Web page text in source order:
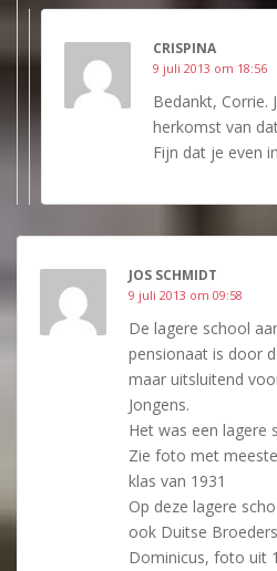
CRISPINA
9 juli 2013 om 18:56
Bedankt, Corrie.
herkomst van
Fijn dat je even
JOS SCHMIDT
9 juli 2013 om 09:58
De lagere school
pensionaat is door
maar uitsluitend
Jongens.
Het was een lagere
Zie foto met
klas van 1931
Op deze lagere
ook Duitse
Dominicus, foto uit